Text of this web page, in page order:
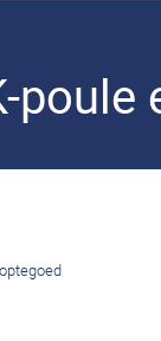
poule